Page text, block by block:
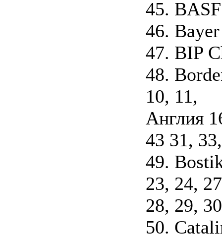
45.
46.
47. BIP
48.
10, 11,
Англия
43 31, 33,
49.
23, 24,
28, 29,
50.